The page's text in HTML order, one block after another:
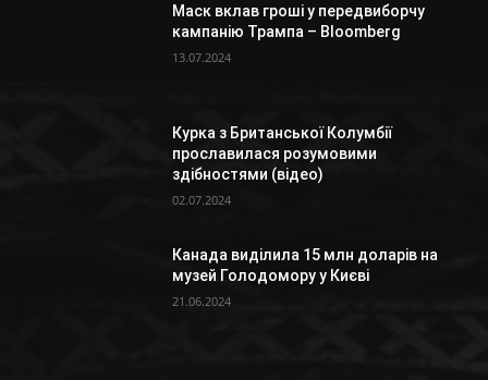
Маск вклав гроші у передвиборчу
кампанію Трампа – Bloomberg
13.07.2024
Курка з Британської Колумбії
прославилася розумовими
здібностями (відео)
02.07.2024
Канада виділила 15 млн доларів на
музей Голодомору у Києві
21.06.2024